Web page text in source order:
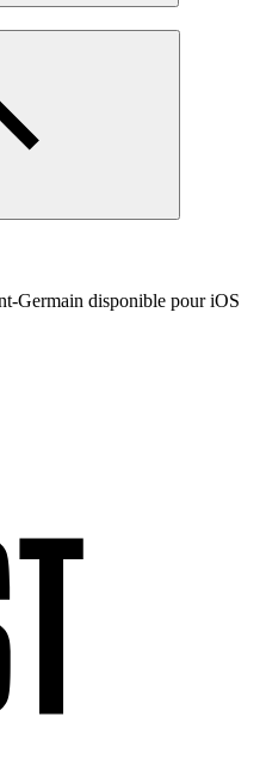
Germain disponible pour iOS